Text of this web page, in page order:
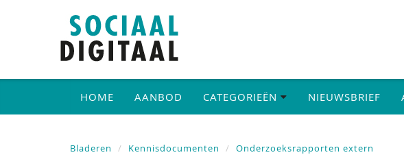
HOME AANBOD CATEGORIEËN NIEUWSBRIEF
Bladeren Kennisdocumenten Onderzoeksrapporten extern